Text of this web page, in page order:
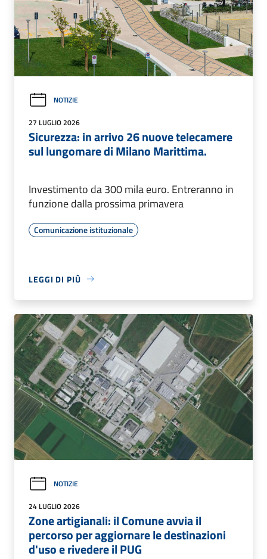
NOTIZIE
27 LUGLIO 2026
Sicurezza: in arrivo 26 nuove telecamere
sul lungomare di Milano Marittima.
Investimento da 300 mila euro. Entreranno in
funzione dalla prossima primavera
Comunicazione istituzionale
LEGGI DI PIÙ
NOTIZIE
24 LUGLIO 2026
Zone artigianali: il Comune avvia il
percorso per aggiornare le destinazioni
d'uso e rivedere il PUG